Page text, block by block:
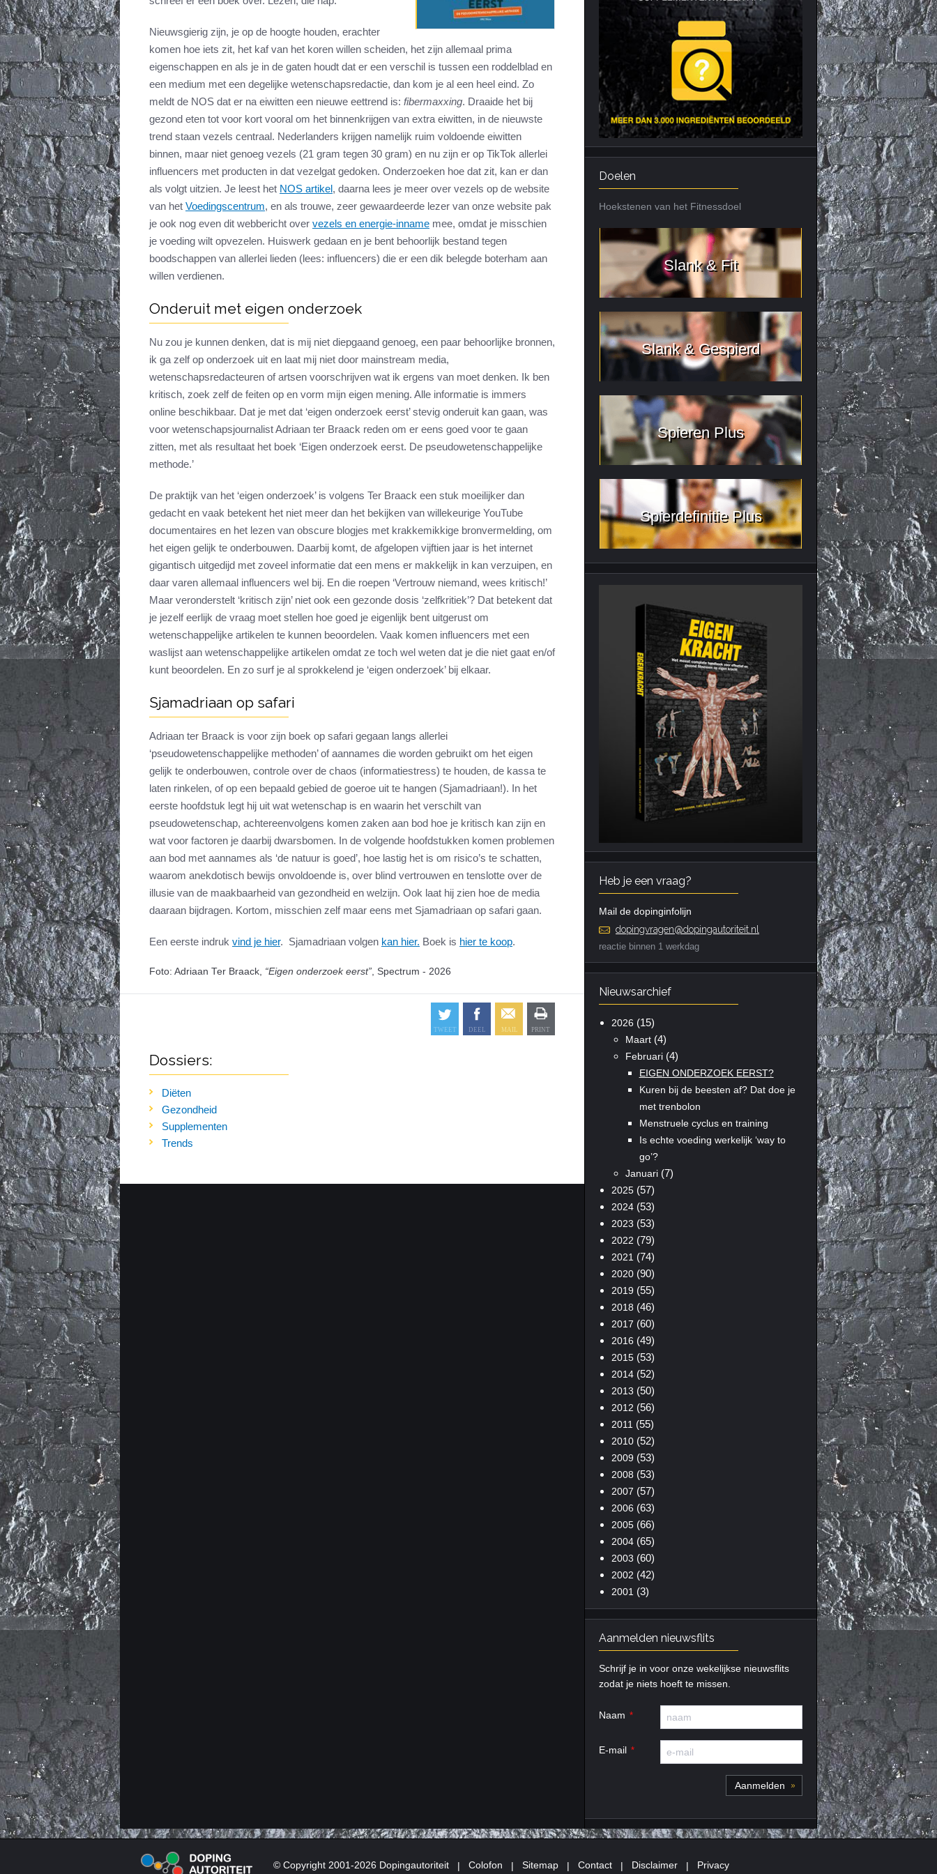
Combi van cardio en kracht
Trainingsfouten top 10
Veel gestelde vragen
Nutriënt Timing
Veel gestelde vragen
Citrus Aurantium
Tribulus Terrestris
Vitaminen en
mineralen
Weight Gainers
Nieuws archief
Nieuwsgierig zijn, je op de hoogte houden, erachter
komen hoe iets zit, het kaf van het koren willen scheiden, het zijn allemaal prima
eigenschappen en als je in de gaten houdt dat er een verschil is tussen een roddelblad en
een medium met een degelijke wetenschapsredactie, dan kom je al een heel eind. Zo
meldt de NOS dat er na eiwitten een nieuwe eettrend is: fibermaxxing. Draaide het bij
gezond eten tot voor kort vooral om het binnenkrijgen van extra eiwitten, in de nieuwste
trend staan vezels centraal. Nederlanders krijgen namelijk ruim voldoende eiwitten
binnen, maar niet genoeg vezels (21 gram tegen 30 gram) en nu zijn er op TikTok allerlei
influencers met producten in dat vezelgat gedoken. Onderzoeken hoe dat zit, kan er dan
als volgt uitzien. Je leest het NOS artikel, daarna lees je meer over vezels op de website
van het Voedingscentrum, en als trouwe, zeer gewaardeerde lezer van onze website pak
je ook nog even dit webbericht over vezels en energie-inname mee, omdat je misschien
je voeding wilt opvezelen. Huiswerk gedaan en je bent behoorlijk bestand tegen
boodschappen van allerlei lieden (lees: influencers) die er een dik belegde boterham aan
willen verdienen.
Onderuit met eigen onderzoek
Nu zou je kunnen denken, dat is mij niet diepgaand genoeg, een paar behoorlijke bronnen,
ik ga zelf op onderzoek uit en laat mij niet door mainstream media,
wetenschapsredacteuren of artsen voorschrijven wat ik ergens van moet denken. Ik ben
kritisch, zoek zelf de feiten op en vorm mijn eigen mening. Alle informatie is immers
online beschikbaar. Dat je met dat ‘eigen onderzoek eerst’ stevig onderuit kan gaan, was
voor wetenschapsjournalist Adriaan ter Braack reden om er eens goed voor te gaan
zitten, met als resultaat het boek ‘Eigen onderzoek eerst. De pseudowetenschappelijke
methode.’
De praktijk van het ‘eigen onderzoek’ is volgens Ter Braack een stuk moeilijker dan
gedacht en vaak betekent het niet meer dan het bekijken van willekeurige YouTube
documentaires en het lezen van obscure blogjes met krakkemikkige bronvermelding, om
het eigen gelijk te onderbouwen. Daarbij komt, de afgelopen vijftien jaar is het internet
gigantisch uitgedijd met zoveel informatie dat een mens er makkelijk in kan verzuipen, en
daar varen allemaal influencers wel bij. En die roepen ‘Vertrouw niemand, wees kritisch!’
Maar veronderstelt ‘kritisch zijn’ niet ook een gezonde dosis ‘zelfkritiek’? Dat betekent dat
je jezelf eerlijk de vraag moet stellen hoe goed je eigenlijk bent uitgerust om
wetenschappelijke artikelen te kunnen beoordelen. Vaak komen influencers met een
waslijst aan wetenschappelijke artikelen omdat ze toch wel weten dat je die niet gaat en/of
kunt beoordelen. En zo surf je al sprokkelend je ‘eigen onderzoek’ bij elkaar.
Sjamadriaan op safari
Adriaan ter Braack is voor zijn boek op safari gegaan langs allerlei
‘pseudowetenschappelijke methoden’ of aannames die worden gebruikt om het eigen
gelijk te onderbouwen, controle over de chaos (informatiestress) te houden, de kassa te
laten rinkelen, of op een bepaald gebied de goeroe uit te hangen (Sjamadriaan!). In het
eerste hoofdstuk legt hij uit wat wetenschap is en waarin het verschilt van
pseudowetenschap, achtereenvolgens komen zaken aan bod hoe je kritisch kan zijn en
wat voor factoren je daarbij dwarsbomen. In de volgende hoofdstukken komen problemen
aan bod met aannames als ‘de natuur is goed’, hoe lastig het is om risico’s te schatten,
waarom anekdotisch bewijs onvoldoende is, over blind vertrouwen en tenslotte over de
illusie van de maakbaarheid van gezondheid en welzijn. Ook laat hij zien hoe de media
daaraan bijdragen. Kortom, misschien zelf maar eens met Sjamadriaan op safari gaan.
Een eerste indruk vind je hier. Sjamadriaan volgen kan hier. Boek is hier te koop.
Foto: Adriaan Ter Braack, “Eigen onderzoek eerst”, Spectrum - 2026
Dossiers:
Diëten
Gezondheid
Supplementen
Trends
Doelen
Hoekstenen van het Fitnessdoel
Slank & Fit
Slank & Gespierd
Spieren Plus
Spierdefinitie Plus
Heb je een vraag?
Mail de dopinginfolijn
dopingvragen@dopingautoriteit.nl
reactie binnen 1 werkdag
Nieuwsarchief
2026 (15)
Maart(4)
Februari(4)
EIGEN ONDERZOEK EERST?
Kuren bij de beesten af? Dat doe je
met trenbolon
Menstruele cyclus en training
Is echte voeding werkelijk ‘way to
go’?
Januari(7)
2025(57)
2024(53)
2023 (53)
2022 (79)
2021 (74)
2020(90)
2019 (55)
2018 (46)
2017 (60)
2016 (49)
2015(53)
2014(52)
2013 (50)
2012 (56)
2011 (55)
2010(52)
2009 (53)
2008 (53)
2007 (57)
2006 (63)
2005(66)
2004(65)
2003 (60)
2002 (42)
2001 (3)
Aanmelden nieuwsflits
Schrijf je in voor onze wekelijkse nieuwsflits
zodat je niets hoeft te missen.
Naam
E-mail
© Copyright 2001-2026 Dopingautoriteit | Colofon | Sitemap | Contact | Disclaimer | Privacy